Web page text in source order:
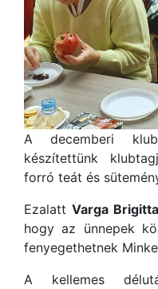
A decemberi
készítettünk
forró teát és
Ezalatt Varga Brigitta
hogy az ünnepek
fenyegethetnek
A kellemes